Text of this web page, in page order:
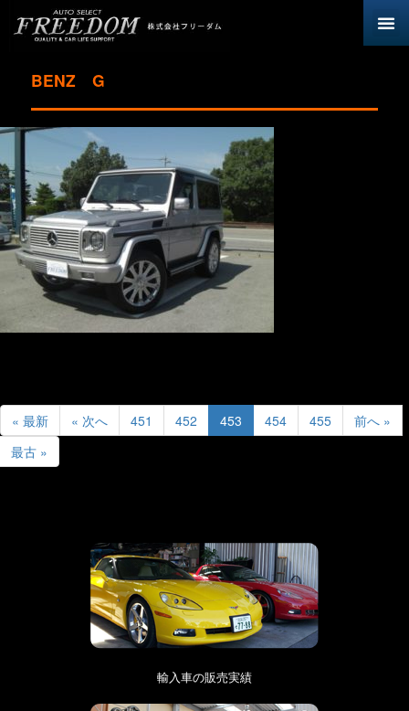
BENZ G
« 最新 « 次へ 451 452 453 454 455
前へ »
最古 »
輸入車の販売実績